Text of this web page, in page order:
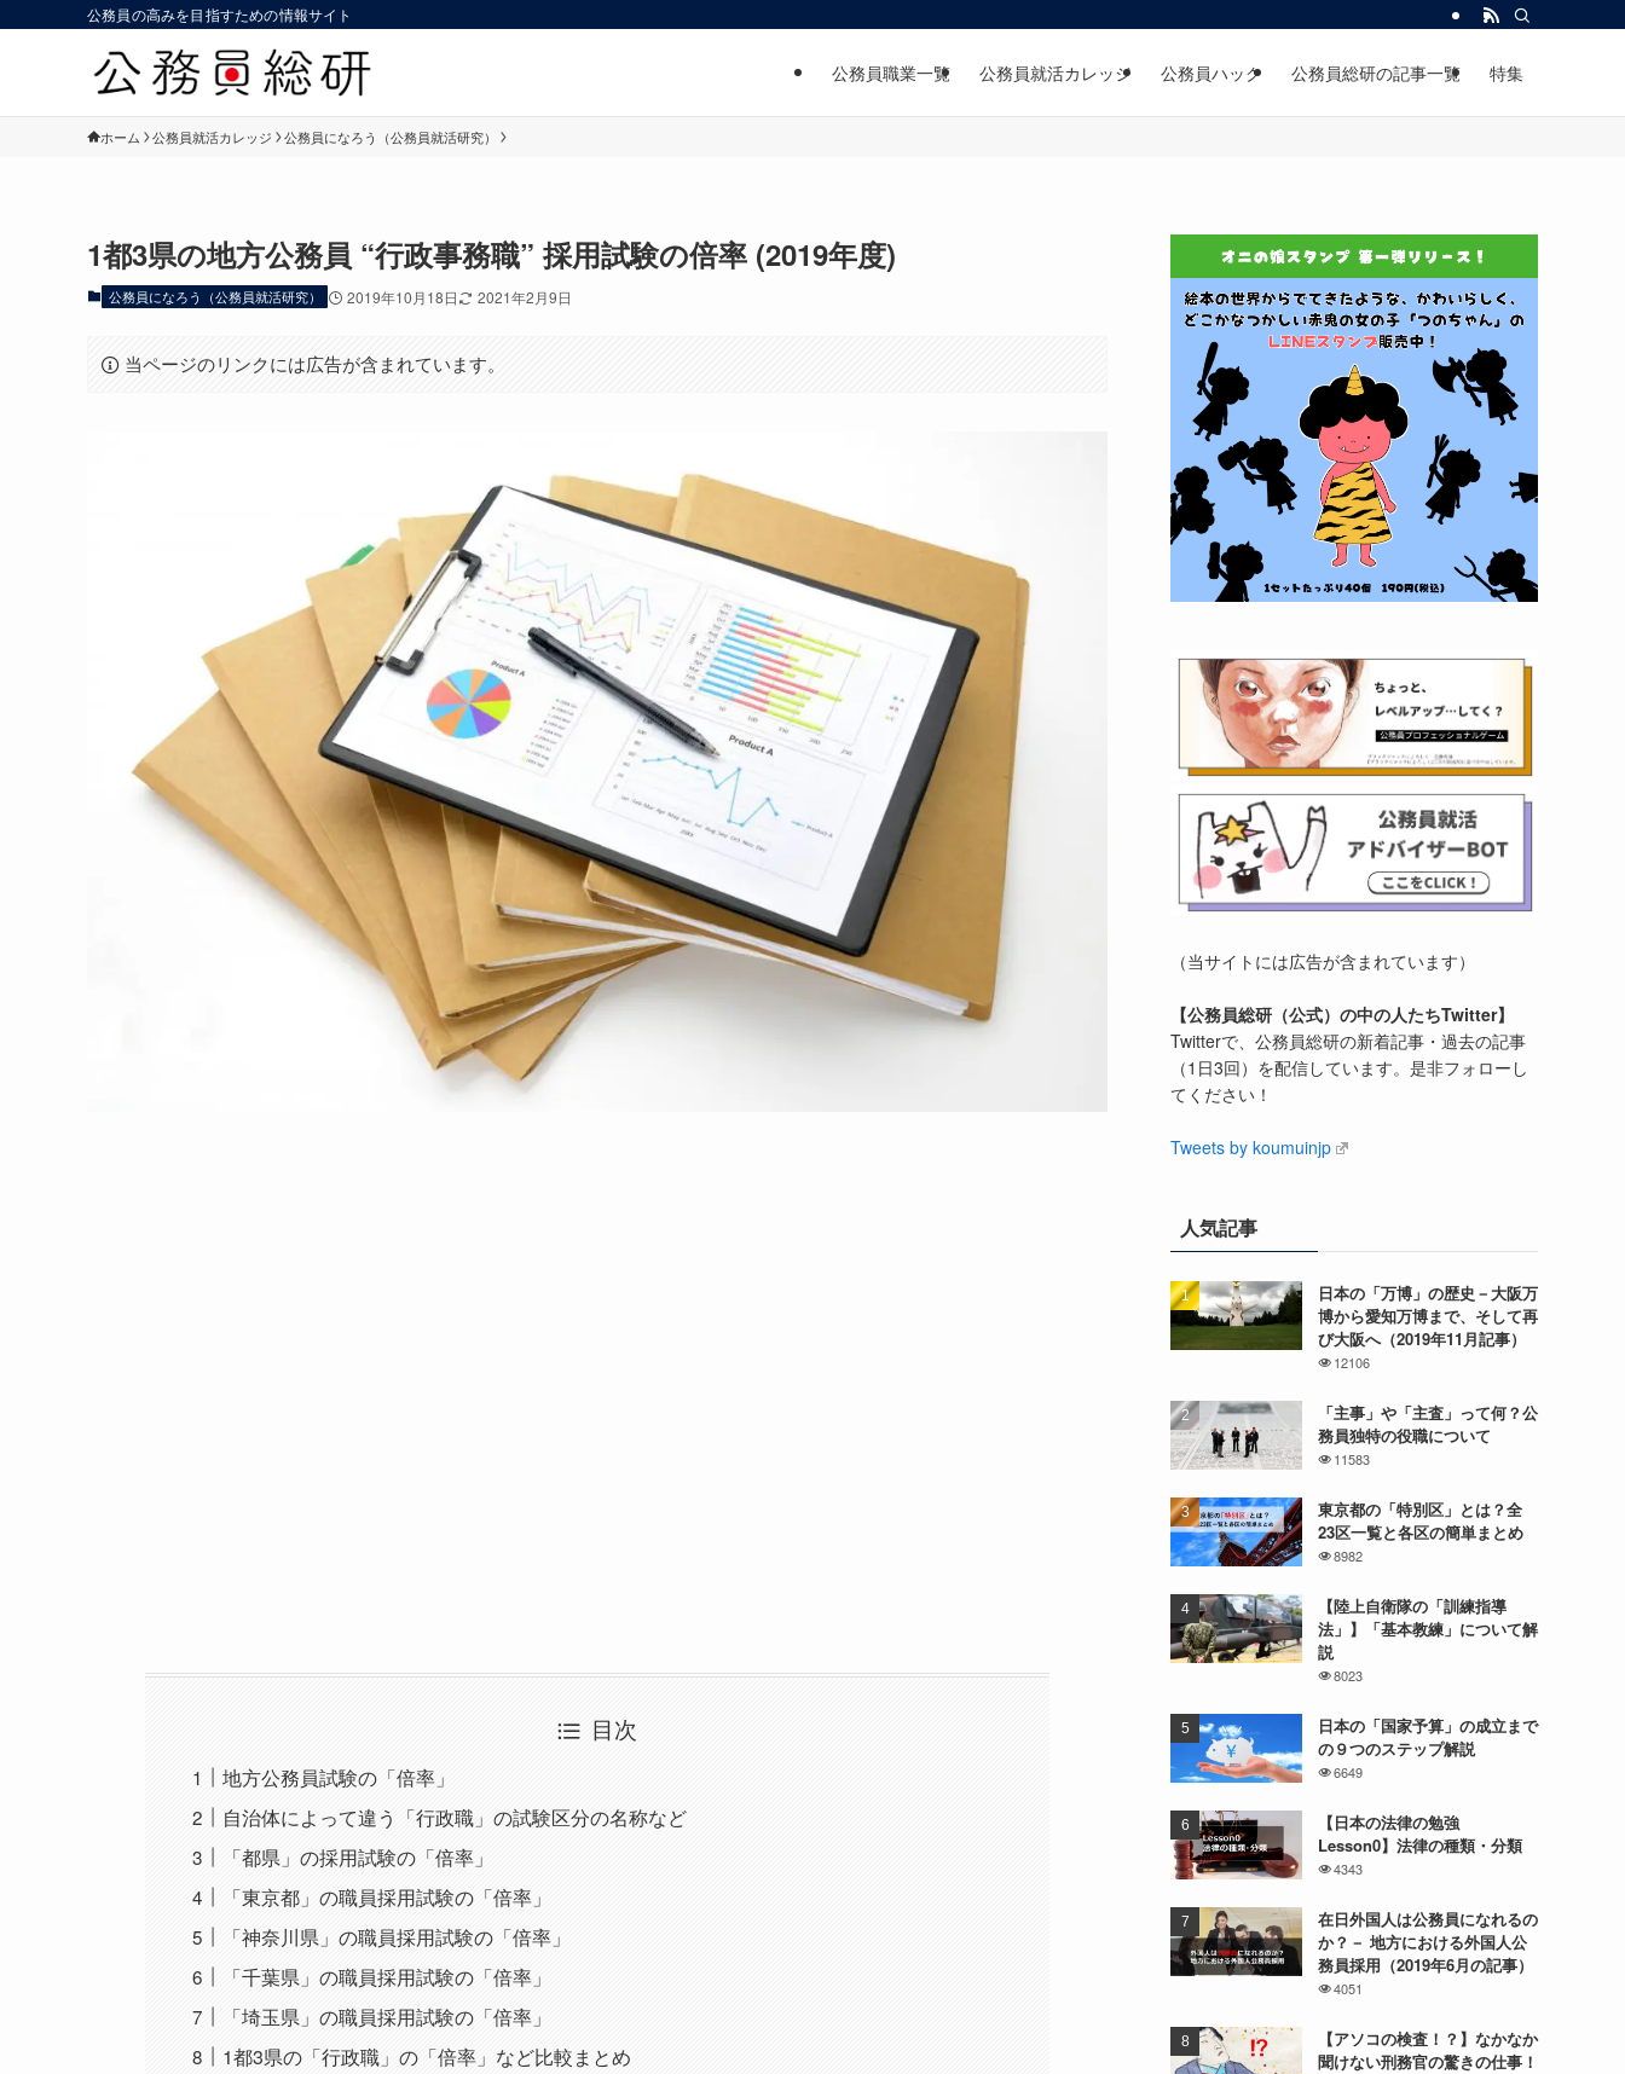
公務員の高みを目指すための情報サイト
公務員職業一覧 公務員就活カレッジ 公務員ハック 公務員総研の記事一覧 特集
ホーム 公務員就活カレッジ 公務員になろう（公務員就活研究）
1都3県の地方公務員 “行政事務職” 採用試験の倍率 (2019年度)
公務員になろう（公務員就活研究） 2019年10月18日 2021年2月9日
当ページのリンクには広告が含まれています。
目次
地方公務員試験の「倍率」
自治体によって違う「行政職」の試験区分の名称など
「都県」の採用試験の「倍率」
「東京都」の職員採用試験の「倍率」
「神奈川県」の職員採用試験の「倍率」
「千葉県」の職員採用試験の「倍率」
「埼玉県」の職員採用試験の「倍率」
1都3県の「行政職」の「倍率」など比較まとめ
（当サイトには広告が含まれています）
【公務員総研（公式）の中の人たちTwitter】
Twitterで、公務員総研の新着記事・過去の記事
（1日3回）を配信しています。是非フォローし
てください！
Tweets by koumuinjp
人気記事
日本の「万博」の歴史－大阪万
博から愛知万博まで、そして再
び大阪へ（2019年11月記事）
12106
「主事」や「主査」って何？公
務員独特の役職について
11583
東京都の「特別区」とは？全
23区一覧と各区の簡単まとめ
8982
【陸上自衛隊の「訓練指導
法」】「基本教練」について解
説
8023
日本の「国家予算」の成立まで
の９つのステップ解説
6649
【日本の法律の勉強
Lesson0】法律の種類・分類
4343
在日外国人は公務員になれるの
か？－ 地方における外国人公
務員採用（2019年6月の記事）
4051
【アソコの検査！？】なかなか
聞けない刑務官の驚きの仕事！